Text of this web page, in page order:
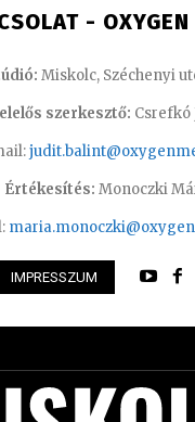
-
Miskolc, Széchenyi
szerkesztő: Csrefkó
Értékesítés: Monoczki
IMPRESSZUM